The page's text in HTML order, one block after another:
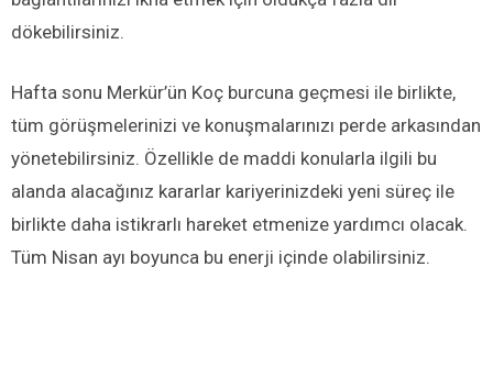
dökebilirsiniz.
Hafta sonu Merkür’ün Koç burcuna geçmesi ile birlikte,
tüm görüşmelerinizi ve konuşmalarınızı perde arkasından
yönetebilirsiniz. Özellikle de maddi konularla ilgili bu
alanda alacağınız kararlar kariyerinizdeki yeni süreç ile
birlikte daha istikrarlı hareket etmenize yardımcı olacak.
Tüm Nisan ayı boyunca bu enerji içinde olabilirsiniz.